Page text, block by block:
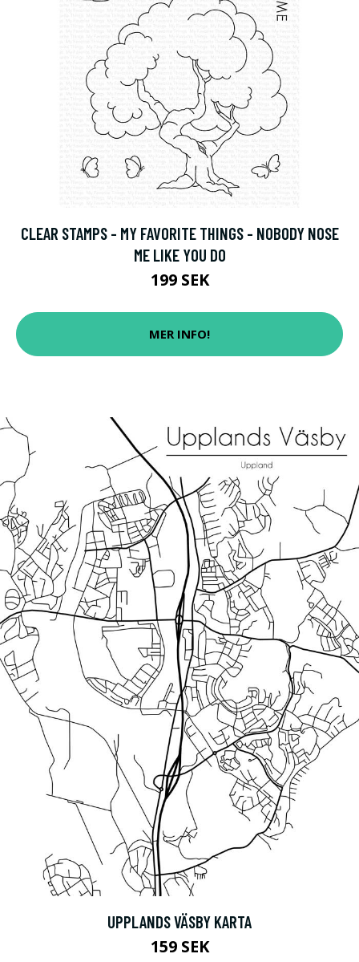
CLEAR STAMPS - MY FAVORITE THINGS - NOBODY NOSE
ME LIKE YOU DO
199 SEK
MER INFO!
UPPLANDS VÄSBY KARTA
159 SEK